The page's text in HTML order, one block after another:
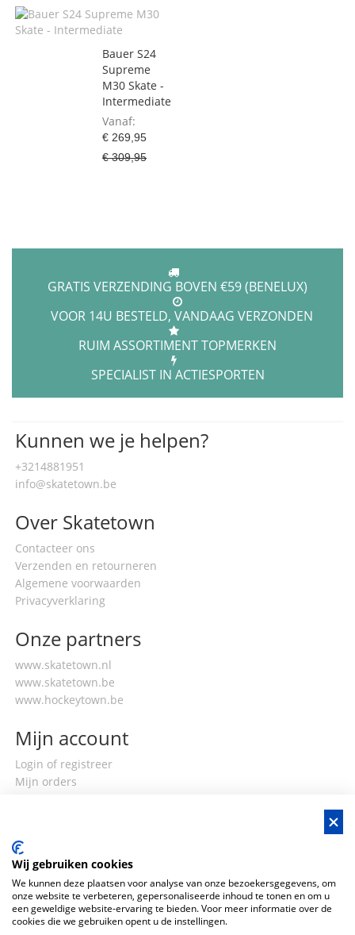
Bauer S24
Supreme
M30 Skate -
Intermediate
Vanaf
€ 269,95
€ 309,95
GRATIS VERZENDING BOVEN €59 (BENELUX)
VOOR 14U BESTELD, VANDAAG VERZONDEN
RUIM ASSORTIMENT TOPMERKEN
SPECIALIST IN ACTIESPORTEN
Kunnen we je helpen?
+3214881951
info@skatetown.be
Over Skatetown
Contacteer ons
Verzenden en retourneren
Algemene voorwaarden
Privacyverklaring
Onze partners
www.skatetown.nl
www.skatetown.be
www.hockeytown.be
Mijn account
Login of registreer
Mijn orders
Wij gebruiken cookies
We kunnen deze plaatsen voor analyse van onze bezoekersgegevens, om
onze website te verbeteren, gepersonaliseerde inhoud te tonen en om u
een geweldige website-ervaring te bieden. Voor meer informatie over de
cookies die we gebruiken opent u de instellingen.